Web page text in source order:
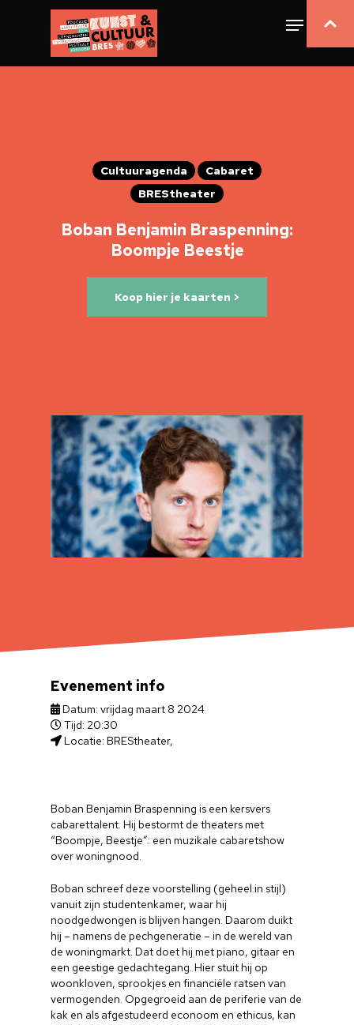
Cultuuragenda
Cabaret
BREStheater
Boban Benjamin Braspenning:
Boompje Beestje
Koop hier je kaarten >
Boban Benjamin Braspenning is een kersvers
cabarettalent. Hij bestormt de theaters met
“Boompje, Beestje”: een muzikale cabaretshow
over woningnood.
Boban schreef deze voorstelling (geheel in stijl)
vanuit zijn studentenkamer, waar hij
noodgedwongen is blijven hangen. Daarom duikt
hij – namens de pechgeneratie – in de wereld van
de woningmarkt. Dat doet hij met piano, gitaar en
een geestige gedachtegang. Hier stuit hij op
woonkloven, sprookjes en financiële ratsen van
vermogenden. Opgegroeid aan de periferie van de
kak en als afgestudeerd econoom en ethicus, kan
Evenement info
Datum: vrijdag maart 8 2024
Tijd: 20:30
Locatie: BREStheater,